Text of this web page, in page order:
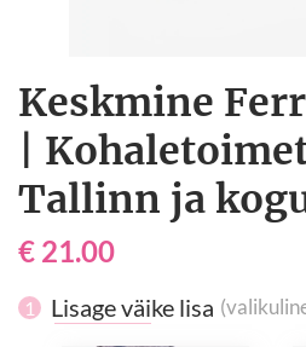
Keskmine
|
Tallinn ja
€ 21.00
1 Lisage väike lisa